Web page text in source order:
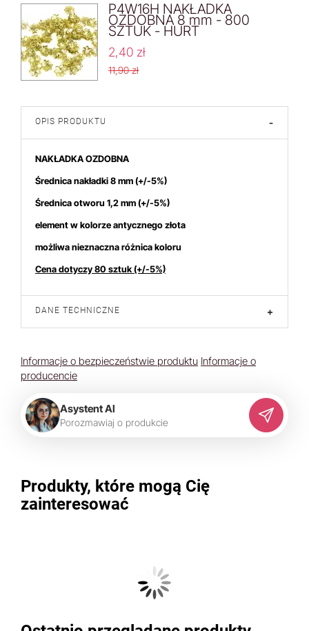
P4W16H NAKŁADKA
OZDOBNA 8 mm - 800
SZTUK - HURT
2,40 zł
11,90 zł
OPIS PRODUKTU -
NAKŁADKA OZDOBNA
Średnica nakładki 8 mm(+/-5%)
Średnica otworu 1,2 mm(+/-5%)
element w kolorze antycznego złota
możliwa nieznaczna różnica koloru
Cena dotyczy 80 sztuk (+/-5%)
DANE TECHNICZNE +
Informacje o bezpieczeństwie produktu Informacje o
producencie
Asystent AI
Porozmawiaj o produkcie
Produkty, które mogą Cię
zainteresować